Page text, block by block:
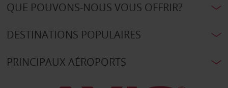
QUE POUVONS-NOUS VOUS OFFRIR?
DESTINATIONS POPULAIRES
PRINCIPAUX AÉROPORTS